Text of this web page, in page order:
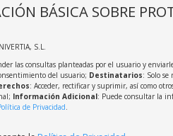
BÁSICA SOBRE
S.L.
las consultas planteadas por el usuario y
del usuario; Destinatarios: Solo se
: Acceder, rectificar y suprimir, así como
Información Adicional: Puede consultar la
de Privacidad.